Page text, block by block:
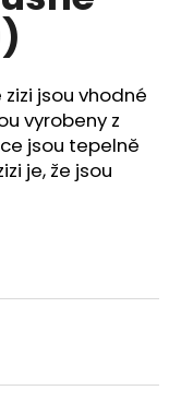
jsou vhodné
vyrobeny z
jsou tepelně
je, že jsou